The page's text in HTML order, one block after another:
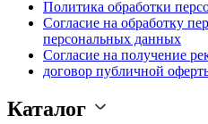
Политика обработки
Согласие на обработку
персональных данных
Согласие на получение
договор публичной
Каталог